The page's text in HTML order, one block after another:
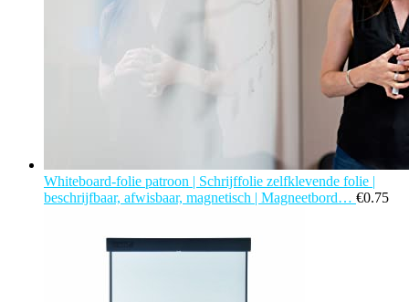
Whiteboard-folie patroon | Schrijffolie zelfklevende folie |
beschrijfbaar, afwisbaar, magnetisch | Magneetbord… €0.75